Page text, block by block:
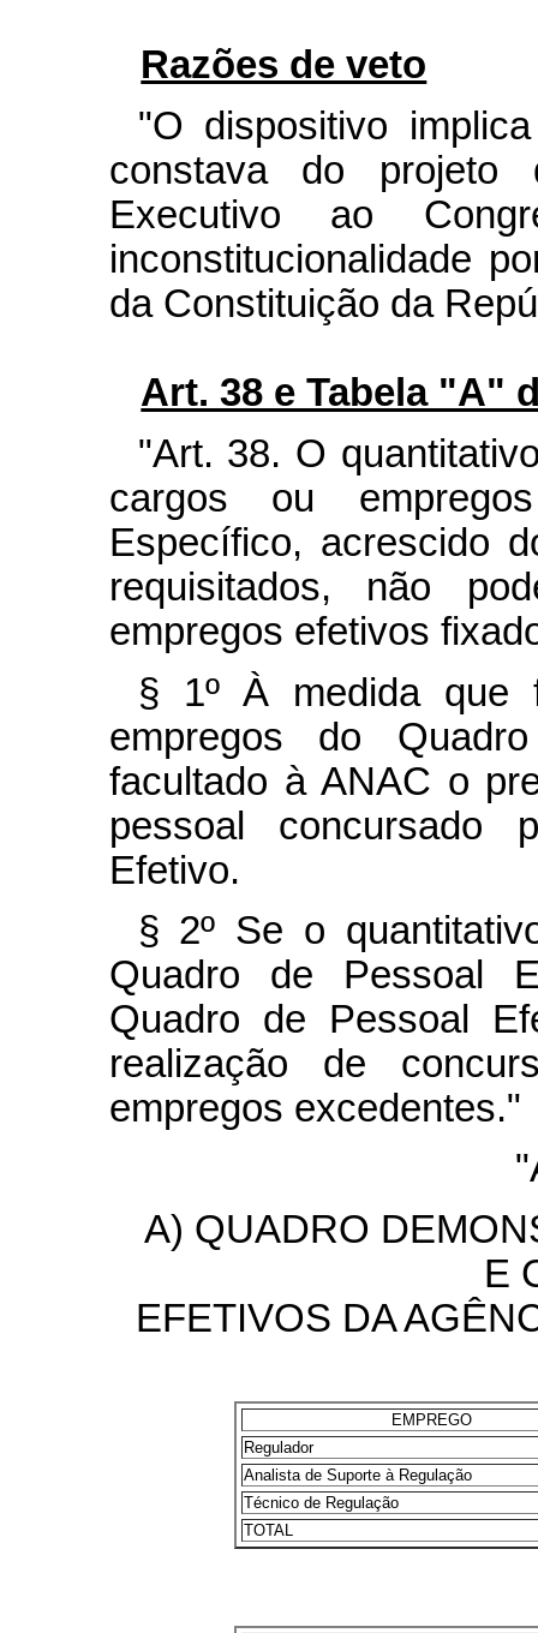
Razões de veto
"O dispositivo
constava do
Executivo ao
inconstitucionalidade
da Constituição da
Art. 38 e Tabela "A"
"Art. 38. O
cargos ou
Específico, acrescido
requisitados, não
empregos efetivos
§ 1º À medida que
empregos do
facultado à ANAC o
pessoal concursado
Efetivo.
§ 2º Se o
Quadro de Pessoal
Quadro de Pessoal
realização de
empregos excedentes."
A) QUADRO
E
EFETIVOS DA
EMPREGO
Regulador
Analista de Suporte à Regulação
Técnico de Regulação
TOTAL